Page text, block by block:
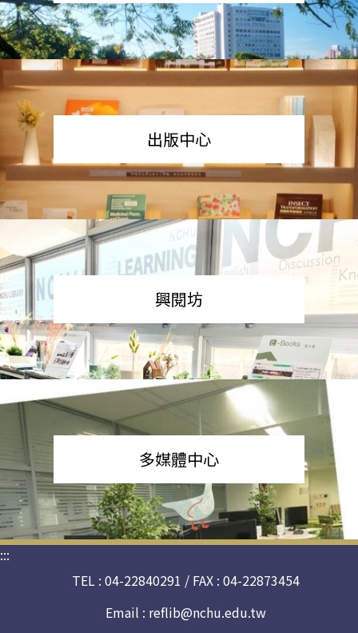
出版中心
興閱坊
多媒體中心
:::
TEL : 04-22840291 / FAX : 04-22873454
Email : reflib@nchu.edu.tw